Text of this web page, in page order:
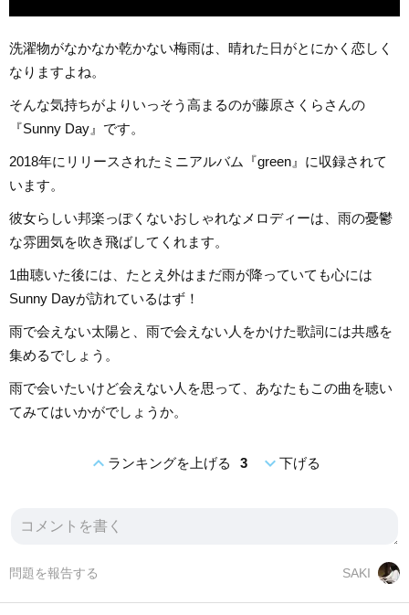
洗濯物がなかなか乾かない梅雨は、晴れた日がとにかく恋しく
なりますよね。
そんな気持ちがよりいっそう高まるのが藤原さくらさんの
『Sunny Day』です。
2018年にリリースされたミニアルバム『green』に収録されて
います。
彼女らしい邦楽っぽくないおしゃれなメロディーは、雨の憂鬱
な雰囲気を吹き飛ばしてくれます。
1曲聴いた後には、たとえ外はまだ雨が降っていても心には
Sunny Dayが訪れているはず！
雨で会えない太陽と、雨で会えない人をかけた歌詞には共感を
集めるでしょう。
雨で会いたいけど会えない人を思って、あなたもこの曲を聴い
てみてはいかがでしょうか。
expand_lessランキングを上げる 3 expand_more下げる
SAKI
問題を報告する